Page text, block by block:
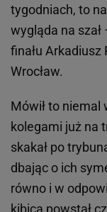
tygodniach, to
wygląda na
finału Arkadiusz
Wrocław.
Mówił to niemal
kolegami już na
skakał po
dbając o ich
równo i w